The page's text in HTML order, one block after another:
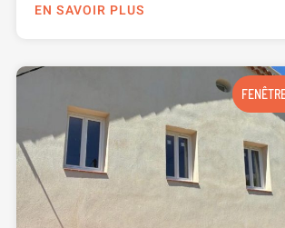
EN SAVOIR PLUS